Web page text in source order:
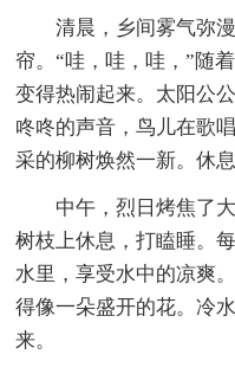
清晨，乡间雾气弥
帘。“哇，哇，哇，”随
变得热闹起来。太阳公
咚咚的声音，鸟儿在歌
采的柳树焕然一新。休
中午，烈日烤焦了
树枝上休息，打瞌睡。
水里，享受水中的凉爽
得像一朵盛开的花。冷
来。